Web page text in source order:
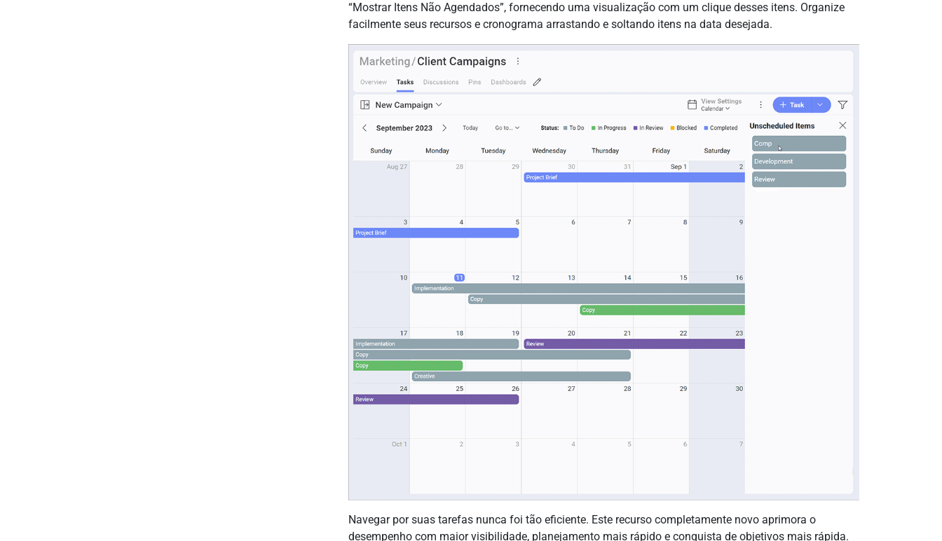
“Mostrar Itens Não Agendados”, fornecendo uma visualização com um clique desses itens. Organize
facilmente seus recursos e cronograma arrastando e soltando itens na data desejada.
Navegar por suas tarefas nunca foi tão eficiente. Este recurso completamente novo aprimora o
desempenho com maior visibilidade, planejamento mais rápido e conquista de objetivos mais rápida.